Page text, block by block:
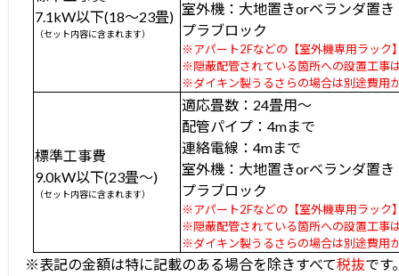
7.1kW以下(18～23畳)
（セット内容に含まれます）
室外機：大地置きorベランダ置き
プラブロック
※アパート2Fなどの【室外機専用ラック
※隠蔽配管されている箇所への設置工事
※ダイキン製うるさらの場合は別途費用
標準工事費
9.0kW以下(23畳～)
（セット内容に含まれます）
適応畳数：24畳用～
配管パイプ：4mまで
連絡電線：4mまで
室外機：大地置きorベランダ置き
プラブロック
※アパート2Fなどの【室外機専用ラック
※隠蔽配管されている箇所への設置工事
※ダイキン製うるさらの場合は別途費用
※表記の金額は特に記載のある場合を除きすべて税抜です